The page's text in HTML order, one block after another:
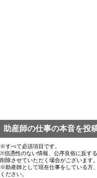
助産師の仕事の本音を投
※すべて必須項目です。
※信憑性のない情報、公序良俗に反す
削除させていただく場合がございます。
※助産師として現在仕事をしている方
ください。